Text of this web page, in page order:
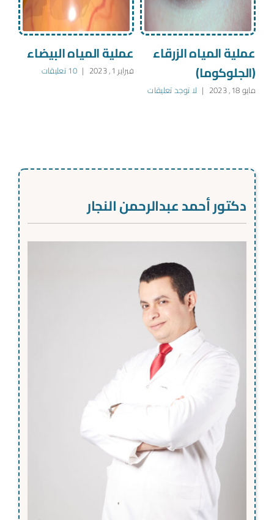
عملية المياه الزرقاء
(الجلوكوما)
مايو 18, 2023 | لا توجد تعليقات
عملية المياه البيضاء
فبراير 1, 2023 | 10 تعليقات
دكتور أحمد عبدالرحمن النجار